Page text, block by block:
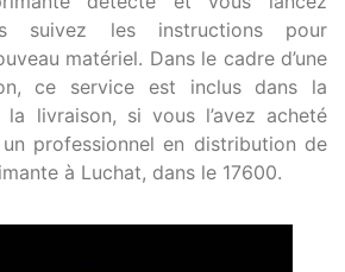
suivez les instructions pour
matériel. Dans le cadre d’une
ce service est inclus dans la
livraison, si vous l’avez acheté
professionnel en distribution de
à Luchat, dans le 17600.